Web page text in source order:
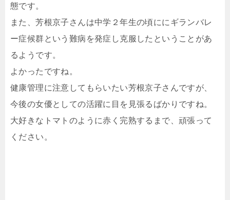
態です。
また、芳根京子さんは中学２年生の頃ににギランバレ
ー症候群という難病を発症し克服したということがあ
るようです。
よかったですね。
健康管理に注意してもらいたい芳根京子さんですが、
今後の女優としての活躍に目を見張るばかりですね。
大好きなトマトのように赤く完熟するまで、頑張って
ください。